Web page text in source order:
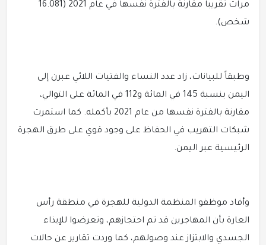
مرات تقريباً مقارنة بالفترة نفسها في عام 2021 (16.081
شخص).
وطبقاً للبيانات، زاد عدد النساء والفتيات اللائي عبرن إلى
اليمن بنسبة 145 في المائة و112 في المائة على التوالي،
مقارنة بالفترة نفسها من عام 2021 بأكمله. كما استمرت
شبكات التهريب في الحفاظ على وجود قوي على طرق الهجرة
الرئيسية عبر اليمن.
وأفاد موظفو المنظمة الدولية للهجرة في منطقة رأس
العارة بأن المهاجرين قد تم احتجازهم، وتعرضوا للإيذاء
الجسدي والابتزاز عند وصولهم، كما وردت تقارير عن حالات